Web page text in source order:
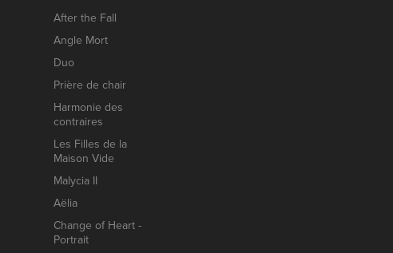
After the Fall
Angle Mort
Duo
Prière de chair
Harmonie des
contraires
Les Filles de la
Maison Vide
Malycia II
Aëlia
Change of Heart -
Portrait